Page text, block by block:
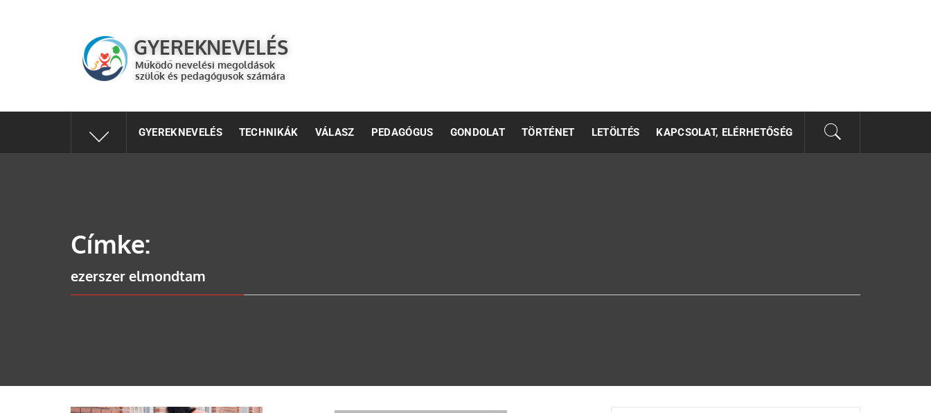
GYEREKNEVELÉS
GYEREKNEVELÉS
Működő nevelési megoldások
szülők és pedagógusok számára
GYEREKNEVELÉS TECHNIKÁK VÁLASZ PEDAGÓGUS GONDOLAT TÖRTÉNET LETÖLTÉS KAPCSOLAT, ELÉRHETŐSÉG
Címke:
ezerszer elmondtam